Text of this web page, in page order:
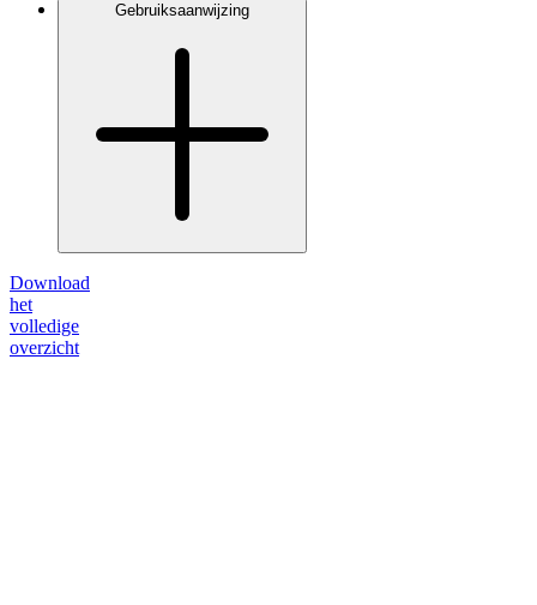
Gebruiksaanwijzing
Download
het
volledige
overzicht